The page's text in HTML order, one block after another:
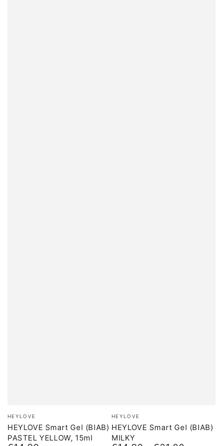
Merk:
HEYLOVE
HEYLOVE Smart Gel (BIAB)
PASTEL YELLOW, 15ml
Merk:
HEYLOVE
HEYLOVE Smart Gel (BIAB)
MILKY